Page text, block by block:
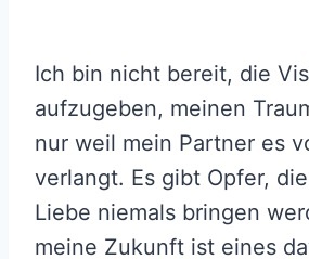
Ich bin nicht bereit, die
aufzugeben, meinen
nur weil mein Partner es
verlangt. Es gibt Opfer,
Liebe niemals bringen
meine Zukunft ist eines